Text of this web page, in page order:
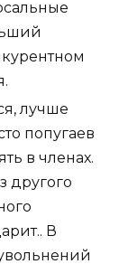
лучше
попугаев
в членах.
другого
В